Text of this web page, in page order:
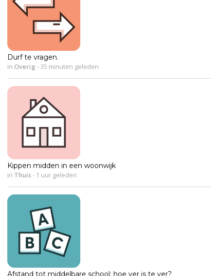
Durf te vragen.
in Overig -35 minuten geleden
Kippen midden in een woonwijk
in Thuis- 1 uur geleden
Afstand tot middelbare school: hoe ver is te ver?